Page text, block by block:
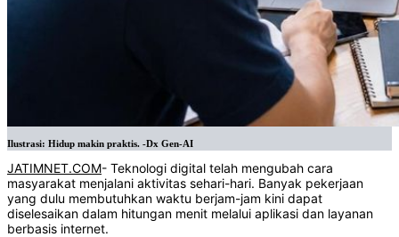
Ilustrasi: Hidup makin praktis. -Dx Gen-AI
JATIMNET.COM- Teknologi digital telah mengubah cara
masyarakat menjalani aktivitas sehari-hari. Banyak pekerjaan
yang dulu membutuhkan waktu berjam-jam kini dapat
diselesaikan dalam hitungan menit melalui aplikasi dan layanan
berbasis internet.